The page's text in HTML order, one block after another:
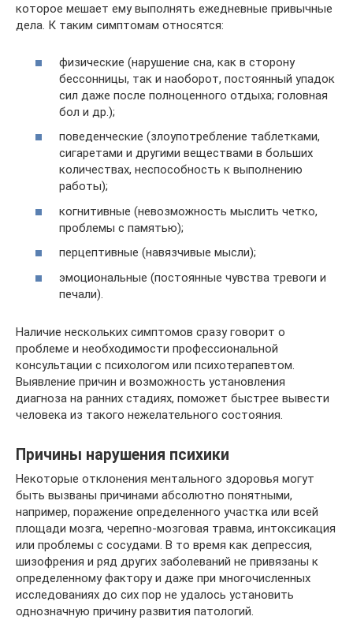
которое мешает ему выполнять ежедневные привычные
дела. К таким симптомам относятся:
физические (нарушение сна, как в сторону
бессонницы, так и наоборот, постоянный упадок
сил даже после полноценного отдыха; головная
бол и др.);
поведенческие (злоупотребление таблетками,
сигаретами и другими веществами в больших
количествах, неспособность к выполнению
работы);
когнитивные (невозможность мыслить четко,
проблемы с памятью);
перцептивные (навязчивые мысли);
эмоциональные (постоянные чувства тревоги и
печали).
Наличие нескольких симптомов сразу говорит о
проблеме и необходимости профессиональной
консультации с психологом или психотерапевтом.
Выявление причин и возможность установления
диагноза на ранних стадиях, поможет быстрее вывести
человека из такого нежелательного состояния.
Причины нарушения психики
Некоторые отклонения ментального здоровья могут
быть вызваны причинами абсолютно понятными,
например, поражение определенного участка или всей
площади мозга, черепно-мозговая травма, интоксикация
или проблемы с сосудами. В то время как депрессия,
шизофрения и ряд других заболеваний не привязаны к
определенному фактору и даже при многочисленных
исследованиях до сих пор не удалось установить
однозначную причину развития патологий.